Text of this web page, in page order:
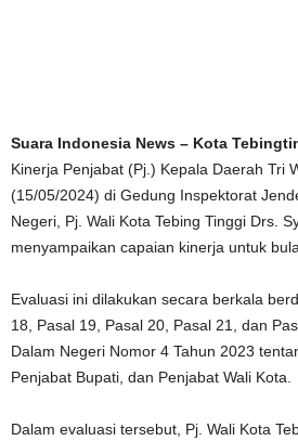
Suara Indonesia News – Kota
Kinerja Penjabat (Pj.) Kepala Daerah Tri
(15/05/2024) di Gedung Inspektorat
Negeri, Pj. Wali Kota Tebing Tinggi Drs.
menyampaikan capaian kinerja untuk
Evaluasi ini dilakukan secara berkala
18, Pasal 19, Pasal 20, Pasal 21, dan
Dalam Negeri Nomor 4 Tahun 2023
Penjabat Bupati, dan Penjabat Wali Kota.
Dalam evaluasi tersebut, Pj. Wali Kota